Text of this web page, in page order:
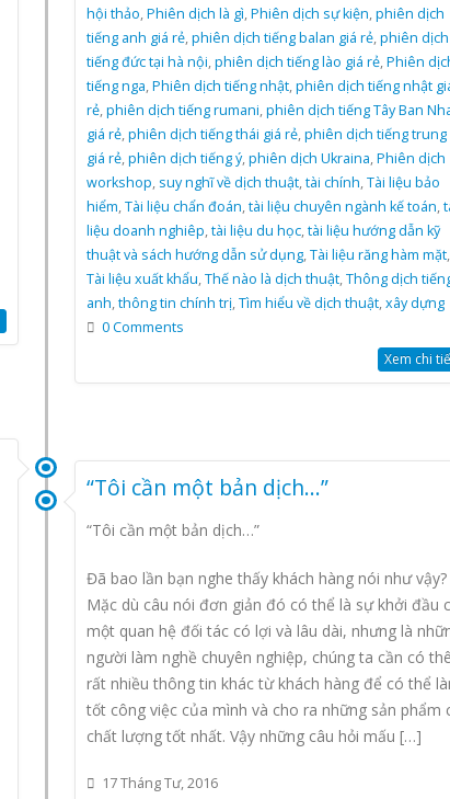
hội thảo,Phiên dịch là gì,Phiên dịch sự kiện,phiên dịch
tiếng anh giá rẻ,phiên dịch tiếng balan giá rẻ,phiên dịch
tiếng đức tại hà nội,phiên dịch tiếng lào giá rẻ,Phiên
tiếng nga,Phiên dịch tiếng nhật,phiên dịch tiếng nhật
rẻ,phiên dịch tiếng rumani,phiên dịch tiếng Tây Ban
giá rẻ,phiên dịch tiếng thái giá rẻ,phiên dịch tiếng trung
giá rẻ,phiên dịch tiếng ý,phiên dịch Ukraina,Phiên dịch
workshop, suy nghĩ về dịch thuật,tài chính,Tài liệu bảo
hiểm,Tài liệu chẩn đoán,tài liệu chuyên ngành kế toán,
liệu doanh nghiêp,tài liệu du học,tài liệu hướng dẫn kỹ
thuật và sách hướng dẫn sử dụng,Tài liệu răng hàm mặt,
Tài liệu xuất khẩu,Thế nào là dịch thuật,Thông dịch
anh,thông tin chính trị,Tìm hiểu về dịch thuật,xây dựng
0 Comments
Xem chi
“Tôi cần một bản dịch…”
“Tôi cần một bản dịch…”
Đã bao lần bạn nghe thấy khách hàng nói như vậy?
Mặc dù câu nói đơn giản đó có thể là sự khởi đầu
một quan hệ đối tác có lợi và lâu dài, nhưng là
người làm nghề chuyên nghiệp, chúng ta cần có
rất nhiều thông tin khác từ khách hàng để có thể
tốt công việc của mình và cho ra những sản phẩm
chất lượng tốt nhất. Vậy những câu hỏi mấu […]
17 Tháng Tư, 2016